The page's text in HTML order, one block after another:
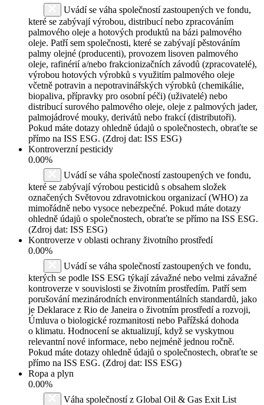
Uvádí se váha společností zastoupených ve fondu,
které se zabývají výrobou, distribucí nebo zpracováním
palmového oleje a hotových produktů na bázi palmového
oleje. Patří sem společnosti, které se zabývají pěstováním
palmy olejné (producenti), provozem lisoven palmového
oleje, rafinérií a/nebo frakcionizačních závodů (zpracovatelé),
výrobou hotových výrobků s využitím palmového oleje
včetně potravin a nepotravinářských výrobků (chemikálie,
biopaliva, přípravky pro osobní péči) (uživatelé) nebo
distribucí surového palmového oleje, oleje z palmových jader,
palmojádrové mouky, derivátů nebo frakcí (distributoři).
Pokud máte dotazy ohledně údajů o společnostech, obraťte se
přímo na ISS ESG. (Zdroj dat: ISS ESG)
Kontroverzní pesticidy
0.00%
Uvádí se váha společností zastoupených ve fondu,
které se zabývají výrobou pesticidů s obsahem složek
označených Světovou zdravotnickou organizací (WHO) za
mimořádně nebo vysoce nebezpečné. Pokud máte dotazy
ohledně údajů o společnostech, obraťte se přímo na ISS ESG.
(Zdroj dat: ISS ESG)
Kontroverze v oblasti ochrany životního prostředí
0.00%
Uvádí se váha společností zastoupených ve fondu,
kterých se podle ISS ESG týkají závažné nebo velmi závažné
kontroverze v souvislosti se životním prostředím. Patří sem
porušování mezinárodních environmentálních standardů, jako
je Deklarace z Rio de Janeira o životním prostředí a rozvoji,
Úmluva o biologické rozmanitosti nebo Pařížská dohoda
o klimatu. Hodnocení se aktualizují, když se vyskytnou
relevantní nové informace, nebo nejméně jednou ročně.
Pokud máte dotazy ohledně údajů o společnostech, obraťte se
přímo na ISS ESG. (Zdroj dat: ISS ESG)
Ropa a plyn
0.00%
Váha společností z Global Oil & Gas Exit List